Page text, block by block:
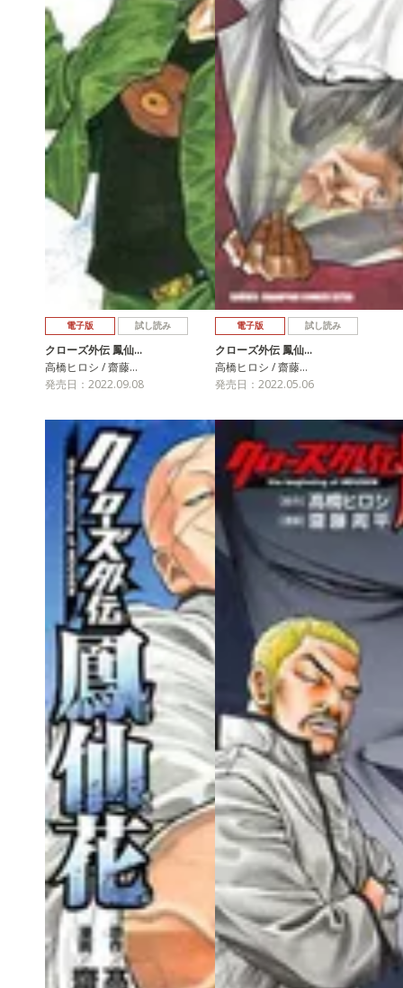
電子版 試し読み
クローズ外伝 鳳仙…
高橋ヒロシ / 齋藤…
発売日：2022.09.08
電子版 試し読み
クローズ外伝 鳳仙…
高橋ヒロシ / 齋藤…
発売日：2022.05.06